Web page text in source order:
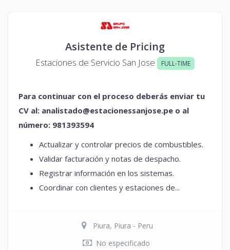
Asistente de Pricing
Estaciones de Servicio San Jose FULL-TIME
Para continuar con el proceso deberás enviar tu
CV al: analistado@estacionessanjose.pe o al
número: 981393594
Actualizar y controlar precios de combustibles.
Validar facturación y notas de despacho.
Registrar información en los sistemas.
Coordinar con clientes y estaciones de...
Piura, Piura - Peru
No especificado